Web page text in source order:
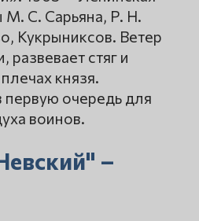
М. С. Сарьяна, Р. Н.
Кукрыниксов. Ветер
развевает стяг и
князя.
первую очередь для
воинов.
–